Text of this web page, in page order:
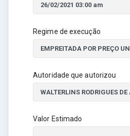
Regime de execução
Autoridade que autorizou
Valor Estimado